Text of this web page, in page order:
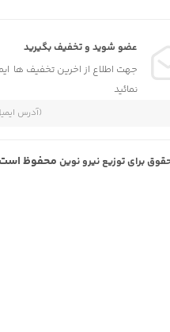
عضو شوید و تخفیف بگیرید
جهت اطلاع از اخرین تخفیف ها
نمائید
برای توزیع نیرو نوین محفوظ است.